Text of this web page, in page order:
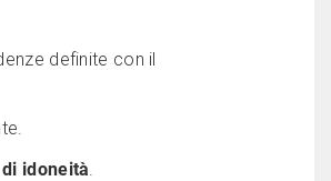
definite con il
idoneità.